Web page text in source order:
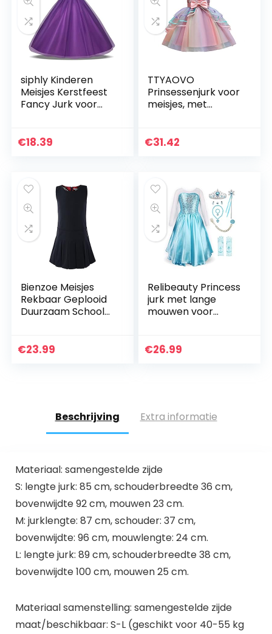
siphly Kinderen
Meisjes Kerstfeest
Fancy Jurk voor
Verjaardag Bruiloft
€18.39
TTYAOVO
Prinsessenjurk voor
meisjes, met
€31.42
Bienzoe Meisjes
Rekbaar Geplooid
Duurzaam School
€23.99
Relibeauty Princess
jurk met lange
mouwen voor
jaar, hemelsblauw)
€26.99
Beschrijving Extra informatie
Materiaal: samengestelde zijde
S: lengte jurk: 85 cm, schouderbreedte 36 cm,
bovenwijdte 92 cm, mouwen 23 cm.
M: jurklengte: 87 cm, schouder: 37 cm,
bovenwijdte: 96 cm, mouwlengte: 24 cm.
L: lengte jurk: 89 cm, schouderbreedte 38 cm,
bovenwijdte 100 cm, mouwen 25 cm.
Materiaal samenstelling: samengestelde zijde
maat/beschikbaar: S-L (geschikt voor 40-55 kg